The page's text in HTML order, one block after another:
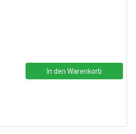
In den Warenkorb